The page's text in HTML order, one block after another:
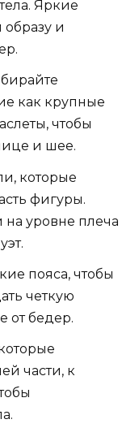
Яркие
и
как крупные
чтобы
и шее.
которые
фигуры.
уровне плеча
пояса, чтобы
четкую
от бедер.
части, к